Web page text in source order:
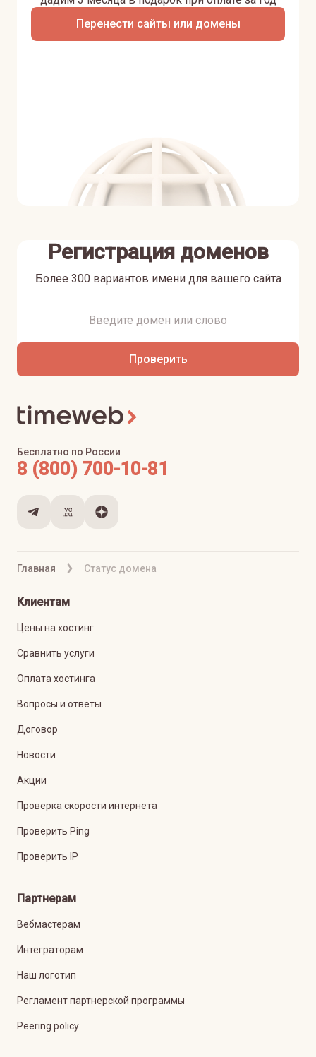
Перенести сайты или домены
Регистрация доменов
Более 300 вариантов имени для вашего сайта
Проверить
Главная Статус домена
Бесплатно по России
8 (800) 700-10-81
Клиентам
Цены на хостинг
Сравнить услуги
Оплата хостинга
Вопросы и ответы
Договор
Новости
Акции
Проверка скорости интернета
Проверить Ping
Проверить IP
Партнерам
Вебмастерам
Интеграторам
Наш логотип
Регламент партнерской программы
Peering policy